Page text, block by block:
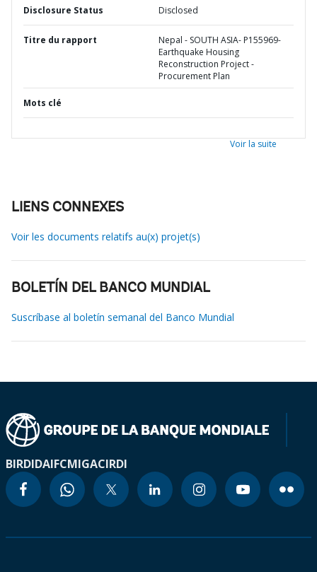
Disclosure Status Disclosed
Titre du rapport
Nepal - SOUTH ASIA- P155969-
Earthquake Housing
Reconstruction Project -
Procurement Plan
Mots clé
Voir la suite
LIENS CONNEXES
Voir les documents relatifs au(x) projet(s)
BOLETÍN DEL BANCO MUNDIAL
Suscríbase al boletín semanal del Banco Mundial
BIRDIDAIFCMIGACIRDI